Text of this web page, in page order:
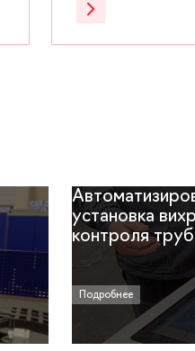
установка
контроля труб
Подробнее